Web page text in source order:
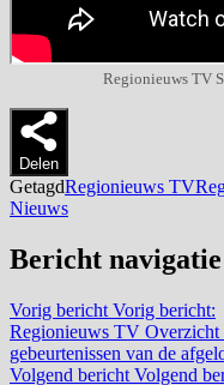
Regionieuws TV
Delen
GetagdRegionieuws TV
Nieuws
Bericht navigatie
Vorig bericht Vorig bericht:
Regionieuws TV Overzicht
gebeurtenissen van de
Volgend bericht Volgend